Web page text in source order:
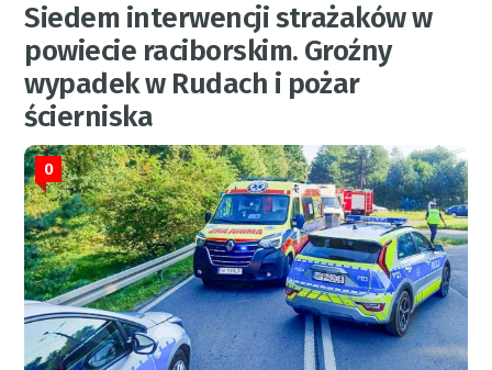
Siedem interwencji strażaków w
powiecie raciborskim. Groźny
wypadek w Rudach i pożar
ścierniska
0